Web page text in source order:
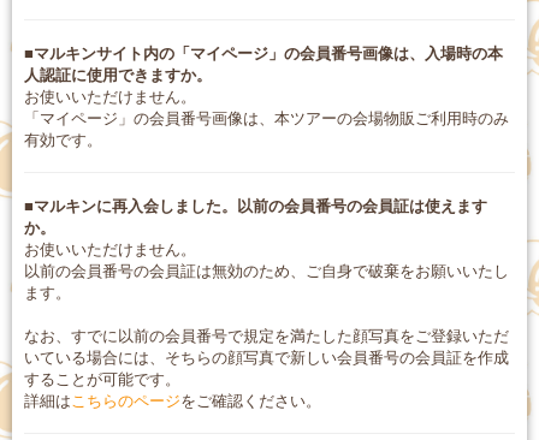
■マルキンサイト内の「マイページ」の会員番号画像は、入場時の本
人認証に使用できますか。
お使いいただけません。
「マイページ」の会員番号画像は、本ツアーの会場物販ご利用時のみ
有効です。
■マルキンに再入会しました。以前の会員番号の会員証は使えます
か。
お使いいただけません。
以前の会員番号の会員証は無効のため、ご自身で破棄をお願いいたし
ます。
なお、すでに以前の会員番号で規定を満たした顔写真をご登録いただ
いている場合には、そちらの顔写真で新しい会員番号の会員証を作成
することが可能です。
詳細はこちらのページをご確認ください。